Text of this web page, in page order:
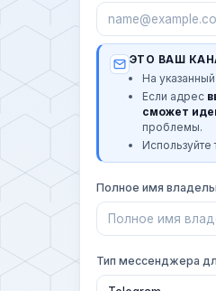
ЭТО ВАШ
На
Если адрес
сможет
проблемы.
Используйте
Полное имя
Тип мессенджера